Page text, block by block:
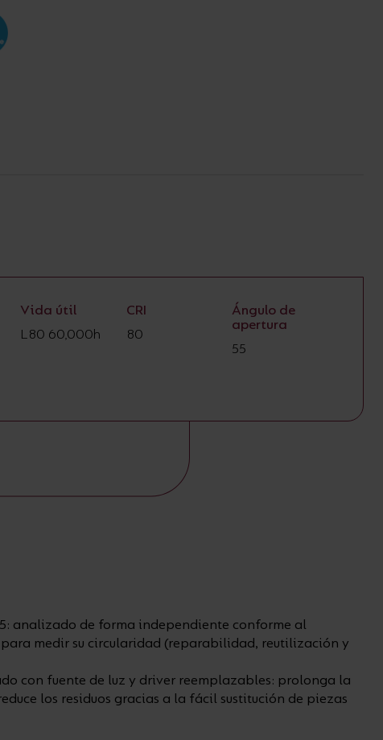
Vida útil
L80 60,000h
CRI
80
Ángulo de
apertura
55
analizado de forma independiente conforme al
medir su circularidad (reparabilidad, reutilización y
con fuente de luz y driver reemplazables: prolonga la
los residuos gracias a la fácil sustitución de piezas